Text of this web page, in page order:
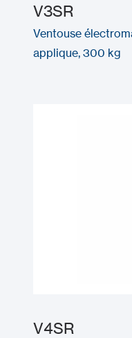
V3SR
Ventouse
applique, 300 kg
V4SR